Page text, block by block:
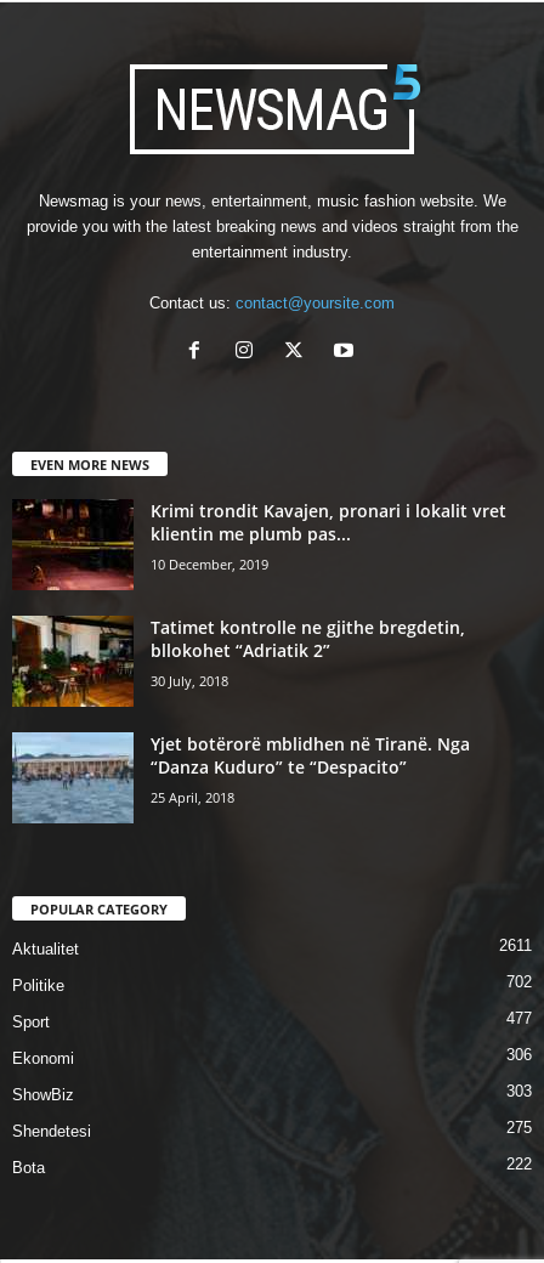
Newsmag is your news, entertainment, music fashion website. We
provide you with the latest breaking news and videos straight from the
entertainment industry.
Contact us: contact@yoursite.com
EVEN MORE NEWS
Krimi trondit Kavajen, pronari i lokalit vret
klientin me plumb pas...
10 December, 2019
Tatimet kontrolle ne gjithe bregdetin,
bllokohet “Adriatik 2”
30 July, 2018
Yjet botërorë mblidhen në Tiranë. Nga
“Danza Kuduro” te “Despacito”
25 April, 2018
POPULAR CATEGORY
Aktualitet 2611
Politike 702
Sport 477
Ekonomi 306
ShowBiz 303
Shendetesi 275
Bota 222